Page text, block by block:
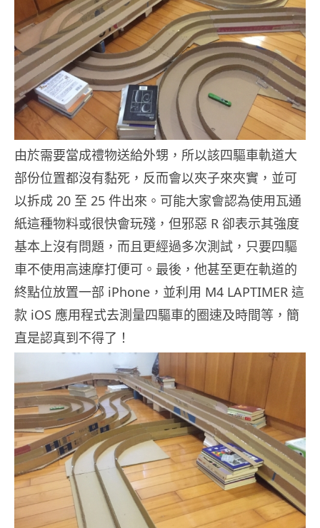
由於需要當成禮物送給外甥，所以該四驅車軌道大
部份位置都沒有黏死，反而會以夾子來夾實，並可
以拆成 20 至 25 件出來。可能大家會認為使用瓦通
紙這種物料或很快會玩殘，但邪惡 R 卻表示其強度
基本上沒有問題，而且更經過多次測試，只要四驅
車不使用高速摩打便可。最後，他甚至更在軌道的
終點位放置一部 iPhone，並利用 M4 LAPTIMER 這
款 iOS 應用程式去測量四驅車的圈速及時間等，簡
直是認真到不得了！